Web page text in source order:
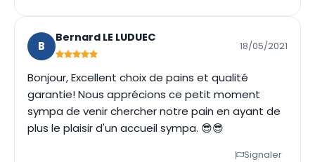
B
Bernard LE LUDUEC
18/05/2021
Bonjour, Excellent choix de pains et qualité
garantie! Nous apprécions ce petit moment
sympa de venir chercher notre pain en ayant de
plus le plaisir d'un accueil sympa. 😎😎
Signaler